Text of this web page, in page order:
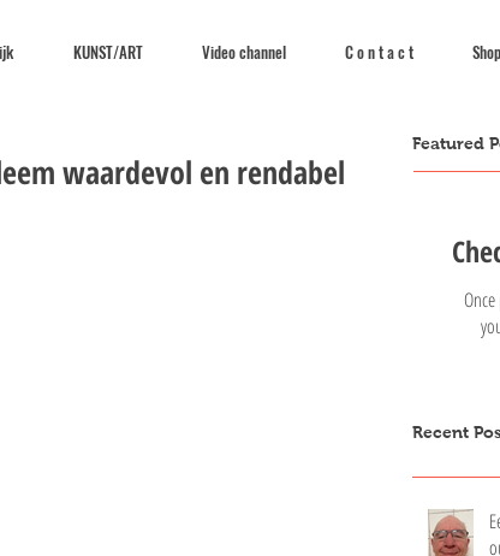
KUNST/ART Video channel C o n t a c t Shop
waardevol en rendabel
Featured
Recent